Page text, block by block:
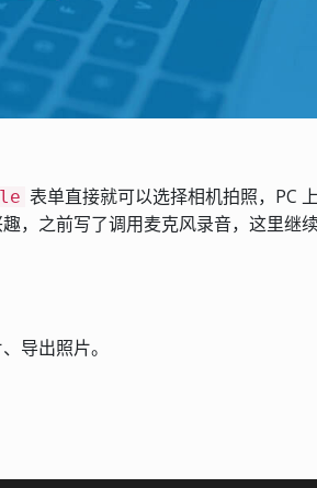
表单直接就可以选择相机拍照，PC
，之前写了调用麦克风录音，这里继
导出照片。